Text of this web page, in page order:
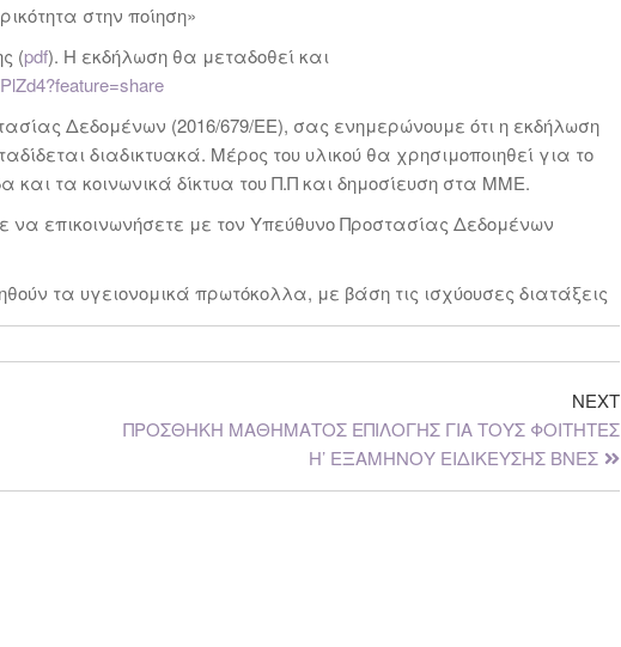
στην ποίηση»
(pdf). H εκδήλωση θα μεταδοθεί και
Δεδομένων (2016/679/ΕΕ), σας ενημερώνουμε ότι η εκδήλωση
διαδικτυακά. Μέρος του υλικού θα χρησιμοποιηθεί για το
και τα κοινωνικά δίκτυα του Π.Π και δημοσίευση στα ΜΜΕ.
επικοινωνήσετε με τον Υπεύθυνο Προστασίας Δεδομένων
τα υγειονομικά πρωτόκολλα, με βάση τις ισχύουσες διατάξεις
NEXT
ΠΡΟΣΘΗΚΗ ΜΑΘΗΜΑΤΟΣ ΕΠΙΛΟΓΗΣ ΓΙΑ ΤΟΥΣ ΦΟΙΤΗΤΕΣ
Η’ ΕΞΑΜΗΝΟΥ ΕΙΔΙΚΕΥΣΗΣ ΒΝΕΣ